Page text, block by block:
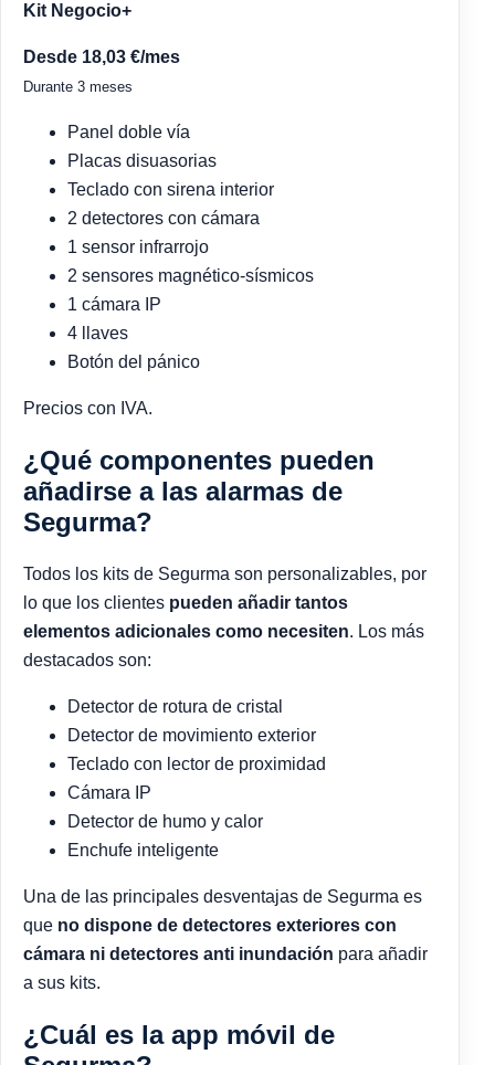
Kit Negocio+
Desde 18,03 €/mes
Durante 3 meses
Panel doble vía
Placas disuasorias
Teclado con sirena interior
2 detectores con cámara
1 sensor infrarrojo
2 sensores magnético-sísmicos
1 cámara IP
4 llaves
Botón del pánico
Precios con IVA.
¿Qué componentes pueden
añadirse a las alarmas de
Segurma?
Todos los kits de Segurma son personalizables, por
lo que los clientes pueden añadir tantos
elementos adicionales como necesiten. Los más
destacados son:
Detector de rotura de cristal
Detector de movimiento exterior
Teclado con lector de proximidad
Cámara IP
Detector de humo y calor
Enchufe inteligente
Una de las principales desventajas de Segurma es
que no dispone de detectores exteriores con
cámara ni detectores anti inundación para añadir
a sus kits.
¿Cuál es la app móvil de